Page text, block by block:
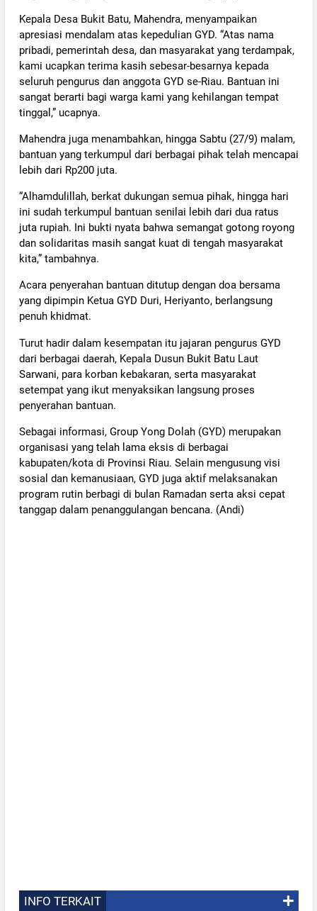
Kepala Desa Bukit Batu, Mahendra, menyampaikan
apresiasi mendalam atas kepedulian GYD. “Atas nama
pribadi, pemerintah desa, dan masyarakat yang terdampak,
kami ucapkan terima kasih sebesar-besarnya kepada
seluruh pengurus dan anggota GYD se-Riau. Bantuan ini
sangat berarti bagi warga kami yang kehilangan tempat
tinggal,” ucapnya.
Mahendra juga menambahkan, hingga Sabtu (27/9) malam,
bantuan yang terkumpul dari berbagai pihak telah mencapai
lebih dari Rp200 juta.
“Alhamdulillah, berkat dukungan semua pihak, hingga hari
ini sudah terkumpul bantuan senilai lebih dari dua ratus
juta rupiah. Ini bukti nyata bahwa semangat gotong royong
dan solidaritas masih sangat kuat di tengah masyarakat
kita,” tambahnya.
Acara penyerahan bantuan ditutup dengan doa bersama
yang dipimpin Ketua GYD Duri, Heriyanto, berlangsung
penuh khidmat.
Turut hadir dalam kesempatan itu jajaran pengurus GYD
dari berbagai daerah, Kepala Dusun Bukit Batu Laut
Sarwani, para korban kebakaran, serta masyarakat
setempat yang ikut menyaksikan langsung proses
penyerahan bantuan.
Sebagai informasi, Group Yong Dolah (GYD) merupakan
organisasi yang telah lama eksis di berbagai
kabupaten/kota di Provinsi Riau. Selain mengusung visi
sosial dan kemanusiaan, GYD juga aktif melaksanakan
program rutin berbagi di bulan Ramadan serta aksi cepat
tanggap dalam penanggulangan bencana. (Andi)
INFO TERKAIT